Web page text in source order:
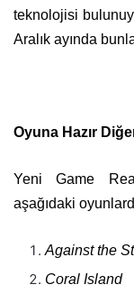
teknolojisi
Aralık ayında
Oyuna Hazır
Yeni Game
aşağıdaki
Against the
Coral Island